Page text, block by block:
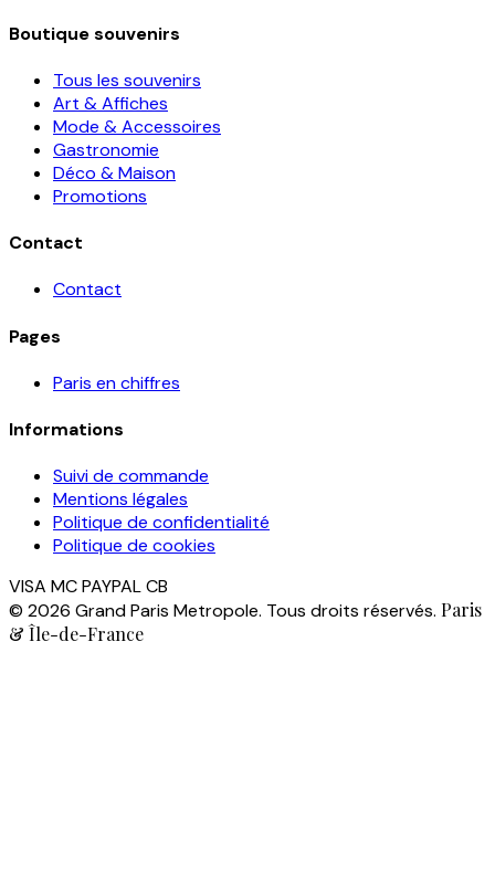
Boutique souvenirs
Tous les souvenirs
Art & Affiches
Mode & Accessoires
Gastronomie
Déco & Maison
Promotions
Contact
Contact
Pages
Paris en chiffres
Informations
Suivi de commande
Mentions légales
Politique de confidentialité
Politique de cookies
VISA MCPAYPALCB
© 2026 Grand Paris Metropole. Tous droits réservés. Paris
& Île-de-France